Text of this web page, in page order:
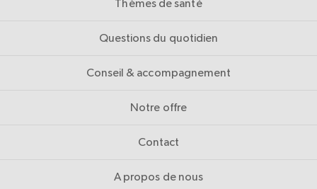
Thèmes de santé
Questions du quotidien
Conseil & accompagnement
Notre offre
Contact
A propos de nous